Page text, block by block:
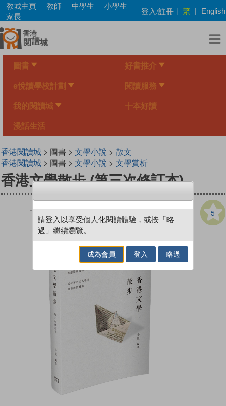
Skip
main
content
教城主頁 教師 中學生
小學生
家長
登入/註冊 | 繁 | English
圖書 好書推介
e悅讀學校計劃 閱讀服務
我的閱讀城 十本好讀
漫話生活
香港閱讀城> 圖書 > 文學小說 > 散文
香港閱讀城> 圖書 > 文學小說 > 文學賞析
香港文學散步 (第三次修訂本)
5
請登入以享受個人化閱讀體驗，或按「略
過」繼續瀏覽。
成為會員 登入 略過